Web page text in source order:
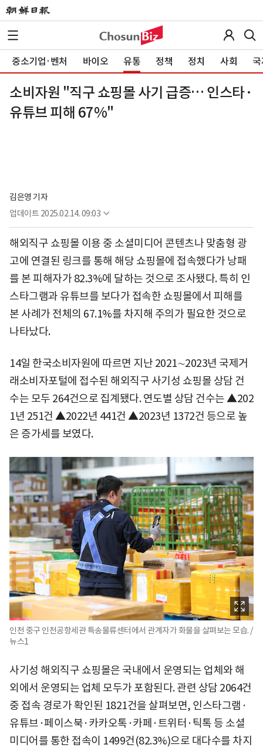
중소기업·벤처 바이오 유통 정책 정치 사회
소비자원 "직구 쇼핑몰 사기 급증… 인스타·
유튜브 피해 67%"
김은영 기자
업데이트 2025.02.14. 09:03
해외직구 쇼핑몰 이용 중 소셜미디어 콘텐츠나 맞춤형 광
고에 연결된 링크를 통해 해당 쇼핑몰에 접속했다가 낭패
를 본 피해자가 82.3%에 달하는 것으로 조사됐다. 특히 인
스타그램과 유튜브를 보다가 접속한 쇼핑몰에서 피해를
본 사례가 전체의 67.1%를 차지해 주의가 필요한 것으로
나타났다.
14일 한국소비자원에 따르면 지난 2021∼2023년 국제거
래소비자포털에 접수된 해외직구 사기성 쇼핑몰 상담 건
수는 모두 264건으로 집계됐다. 연도별 상담 건수는 ▲202
1년 251건 ▲2022년 441건 ▲2023년 1372건 등으로 높
은 증가세를 보였다.
인천 중구 인천공항세관 특송물류센터에서 관계자가 화물을 살펴보는 모습. /
뉴스1
사기성 해외직구 쇼핑몰은 국내에서 운영되는 업체와 해
외에서 운영되는 업체 모두가 포함된다. 관련 상담 2064건
중 접속 경로가 확인된 1821건을 살펴보면, 인스타그램·
유튜브·페이스북·카카오톡·카페·트위터·틱톡 등 소셜
미디어를 통한 접속이 1499건(82.3%)으로 대다수를 차지